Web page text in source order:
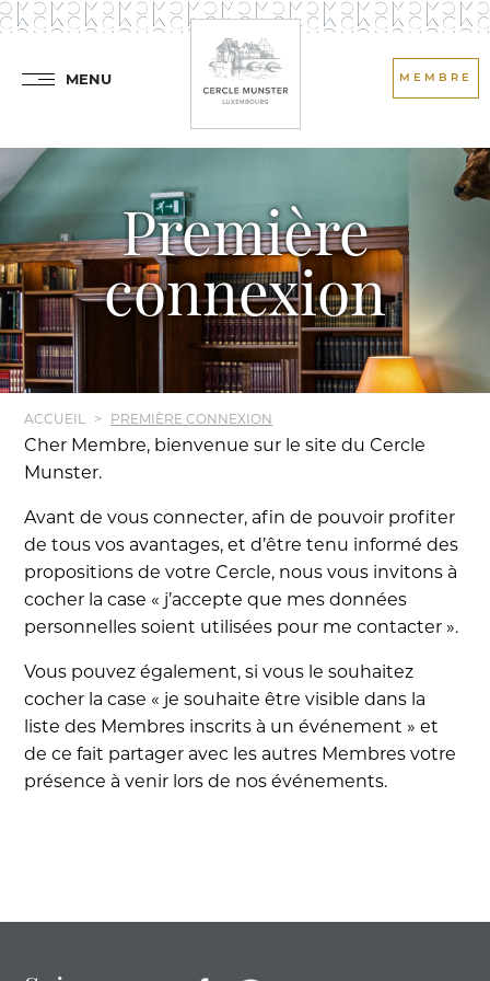
MENU MEMBRE
Première
connexion
ACCUEIL PREMIÈRE CONNEXION
Cher Membre, bienvenue sur le site du Cercle
Munster.
Avant de vous connecter, afin de pouvoir profiter
de tous vos avantages, et d’être tenu informé des
propositions de votre Cercle, nous vous invitons à
cocher la case « j’accepte que mes données
personnelles soient utilisées pour me contacter ».
Vous pouvez également, si vous le souhaitez
cocher la case « je souhaite être visible dans la
liste des Membres inscrits à un événement » et
de ce fait partager avec les autres Membres votre
présence à venir lors de nos événements.